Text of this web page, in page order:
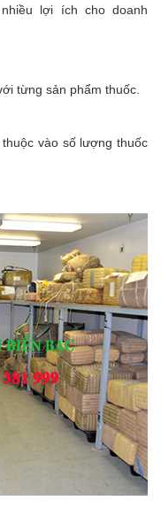
lợi ích cho doanh
từng sản phẩm thuốc.
vào số lượng thuốc